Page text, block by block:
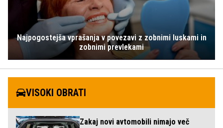
Najpogostejša vprašanja v povezavi z zobnimi luskami in
zobnimi prevlekami
VISOKI OBRATI
Zakaj novi avtomobili nimajo več